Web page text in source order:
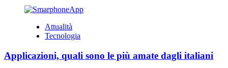
Attualità
Tecnologia
Applicazioni, quali sono le più amate dagli italiani